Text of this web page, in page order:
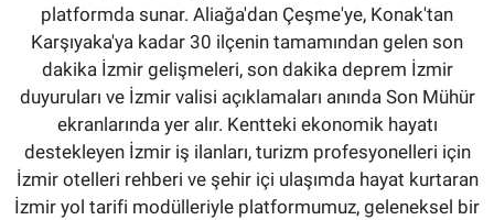
platformda sunar. Aliağa'dan Çeşme'ye, Konak'tan
Karşıyaka'ya kadar 30 ilçenin tamamından gelen son
dakika İzmir gelişmeleri, son dakika deprem İzmir
duyuruları ve İzmir valisi açıklamaları anında Son Mühür
ekranlarında yer alır. Kentteki ekonomik hayatı
destekleyen İzmir iş ilanları, turizm profesyonelleri için
İzmir otelleri rehberi ve şehir içi ulaşımda hayat kurtaran
İzmir yol tarifi modülleriyle platformumuz, geleneksel bir